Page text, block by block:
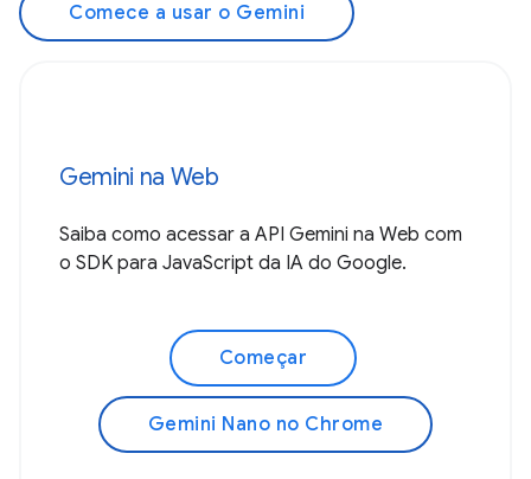
Comece a usar o Gemini
Gemini na Web
Saiba como acessar a API Gemini na Web com
o SDK para JavaScript da IA do Google.
Começar
Gemini Nano no Chrome